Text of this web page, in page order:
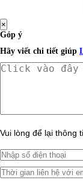
×
Góp ý
Hãy viết chi tiết giúp
Vui lòng để lại thông